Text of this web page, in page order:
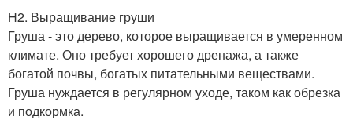
H2. Выращивание груши
Груша - это дерево, которое выращивается в умеренном
климате. Оно требует хорошего дренажа, а также
богатой почвы, богатых питательными веществами.
Груша нуждается в регулярном уходе, таком как обрезка
и подкормка.